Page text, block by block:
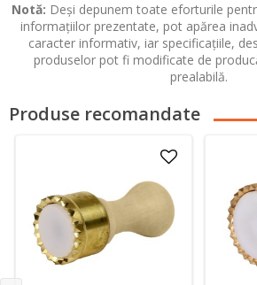
Notă: Deși depunem toate eforturile
informațiilor prezentate, pot apărea
caracter informativ, iar specificațiile,
produselor pot fi modificate de
prealabilă.
Produse recomandate